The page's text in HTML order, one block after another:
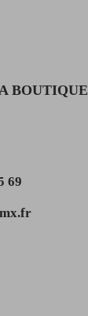
BOUTIQUE
69